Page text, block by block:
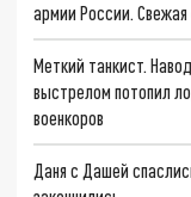
армии России. Свежая
Меткий танкист.
выстрелом потопил
военкоров
Даня с Дашей